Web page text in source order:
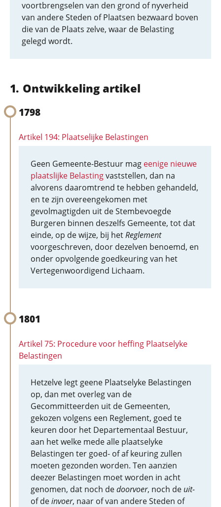
voortbrengselen van den grond of nyverheid
van andere Steden of Plaatsen bezwaard boven
die van de Plaats zelve, waar de Belasting
gelegd wordt.
Ontwikkeling artikel
1798
Artikel 194: Plaatselijke Belastingen
Geen Gemeente-Bestuur mag eenige nieuwe
plaatslijke Belastingvaststellen, dan na
alvorens daaromtrend te hebben gehandeld,
en te zijn overeengekomen met
gevolmagtigden uit de Stembevoegde
Burgeren binnen deszelfs Gemeente, tot dat
einde, op de wijze, bij hetReglement
voorgeschreven, door dezelven benoemd, en
onder opvolgende goedkeuring van het
Vertegenwoordigend Lichaam.
1801
Artikel 75: Procedure voor heffing Plaatselyke
Belastingen
Hetzelve legt geene Plaatselyke Belastingen
op, dan met overleg van de
Gecommitteerden uit de Gemeenten,
gekozen volgens een Reglement, goed te
keuren door het Departementaal Bestuur,
aan het welke mede alle plaatselyke
Belastingen ter goed- of af keuring zullen
moeten gezonden worden. Ten aanzien
deezer Belastingen moet worden in acht
genomen, dat noch dedoorvoer, noch de uit-
of deinvoer, naar of van andere Steden of